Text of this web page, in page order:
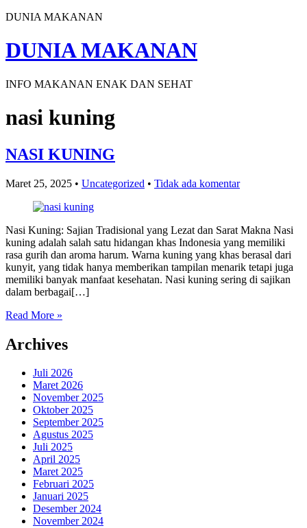
DUNIA MAKANAN
DUNIA MAKANAN
INFO MAKANAN ENAK DAN SEHAT
nasi kuning
NASI KUNING
Maret 25, 2025 • Uncategorized • Tidak ada komentar
Nasi Kuning: Sajian Tradisional yang Lezat dan Sarat Makna Nasi
kuning adalah salah satu hidangan khas Indonesia yang memiliki
rasa gurih dan aroma harum. Warna kuning yang khas berasal dari
kunyit, yang tidak hanya memberikan tampilan menarik tetapi juga
memiliki banyak manfaat kesehatan. Nasi kuning sering di sajikan
dalam berbagai[…]
Read More »
Archives
Juli 2026
Maret 2026
November 2025
Oktober 2025
September 2025
Agustus 2025
Juli 2025
April 2025
Maret 2025
Februari 2025
Januari 2025
Desember 2024
November 2024